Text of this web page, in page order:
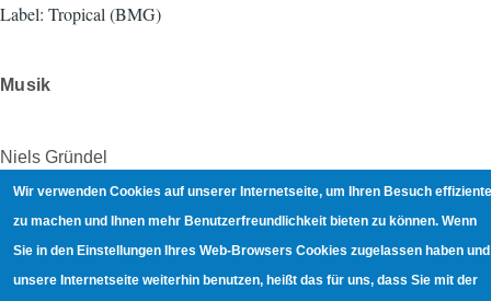
Label: Tropical (BMG)
Musik
Niels Gründel
4.7.2003
Wir verwenden Cookies auf unserer Internetseite, um Ihren Besuch
zu machen und Ihnen mehr Benutzerfreundlichkeit bieten zu können. Wenn
Sie in den Einstellungen Ihres Web-Browsers Cookies zugelassen haben und
unsere Internetseite weiterhin benutzen, heißt das für uns, dass Sie mit der